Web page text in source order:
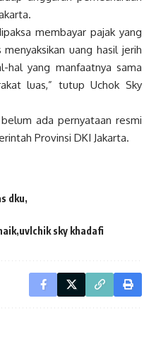
membayar pajak yang
uang hasil jerih
hal yang manfaatnya sama
luas,” tutup Uchok Sky
ada pernyataan resmi
Provinsi DKI Jakarta.
dku
uvlchik sky khadafi